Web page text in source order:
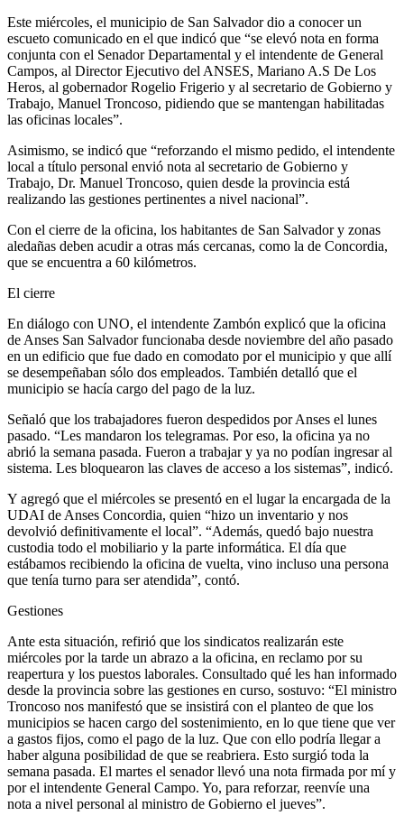
Este miércoles, el municipio de San Salvador dio a conocer un
escueto comunicado en el que indicó que “se elevó nota en forma
conjunta con el Senador Departamental y el intendente de General
Campos, al Director Ejecutivo del ANSES, Mariano A.S De Los
Heros, al gobernador Rogelio Frigerio y al secretario de Gobierno y
Trabajo, Manuel Troncoso, pidiendo que se mantengan habilitadas
las oficinas locales”.
Asimismo, se indicó que “reforzando el mismo pedido, el intendente
local a título personal envió nota al secretario de Gobierno y
Trabajo, Dr. Manuel Troncoso, quien desde la provincia está
realizando las gestiones pertinentes a nivel nacional”.
Con el cierre de la oficina, los habitantes de San Salvador y zonas
aledañas deben acudir a otras más cercanas, como la de Concordia,
que se encuentra a 60 kilómetros.
El cierre
En diálogo con UNO, el intendente Zambón explicó que la oficina
de Anses San Salvador funcionaba desde noviembre del año pasado
en un edificio que fue dado en comodato por el municipio y que allí
se desempeñaban sólo dos empleados. También detalló que el
municipio se hacía cargo del pago de la luz.
Señaló que los trabajadores fueron despedidos por Anses el lunes
pasado. “Les mandaron los telegramas. Por eso, la oficina ya no
abrió la semana pasada. Fueron a trabajar y ya no podían ingresar al
sistema. Les bloquearon las claves de acceso a los sistemas”, indicó.
Y agregó que el miércoles se presentó en el lugar la encargada de la
UDAI de Anses Concordia, quien “hizo un inventario y nos
devolvió definitivamente el local”. “Además, quedó bajo nuestra
custodia todo el mobiliario y la parte informática. El día que
estábamos recibiendo la oficina de vuelta, vino incluso una persona
que tenía turno para ser atendida”, contó.
Gestiones
Ante esta situación, refirió que los sindicatos realizarán este
miércoles por la tarde un abrazo a la oficina, en reclamo por su
reapertura y los puestos laborales. Consultado qué les han informado
desde la provincia sobre las gestiones en curso, sostuvo: “El ministro
Troncoso nos manifestó que se insistirá con el planteo de que los
municipios se hacen cargo del sostenimiento, en lo que tiene que ver
a gastos fijos, como el pago de la luz. Que con ello podría llegar a
haber alguna posibilidad de que se reabriera. Esto surgió toda la
semana pasada. El martes el senador llevó una nota firmada por mí y
por el intendente General Campo. Yo, para reforzar, reenvíe una
nota a nivel personal al ministro de Gobierno el jueves”.